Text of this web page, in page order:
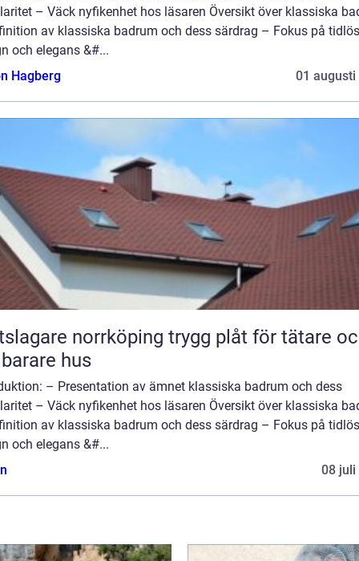
– Väck nyfikenhet hos läsaren Översikt över klassiska
av klassiska badrum och dess särdrag – Fokus på tidlös
och elegans &#...
Hagberg
01 augusti
norrköping trygg plåt för tätare och
hus
– Presentation av ämnet klassiska badrum och dess
– Väck nyfikenhet hos läsaren Översikt över klassiska
av klassiska badrum och dess särdrag – Fokus på tidlös
och elegans &#...
08 juli